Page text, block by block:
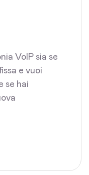
VoIP sia se
e vuoi
se hai